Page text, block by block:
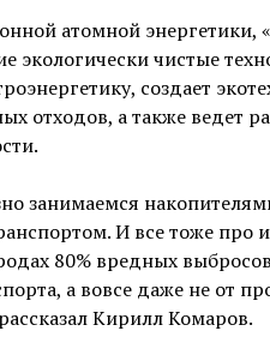
атомной энергетики,
экологически чистые
создает
отходов, а также ведет
занимаемся
И все тоже про
80% вредных
а вовсе даже не от
Кирилл Комаров.